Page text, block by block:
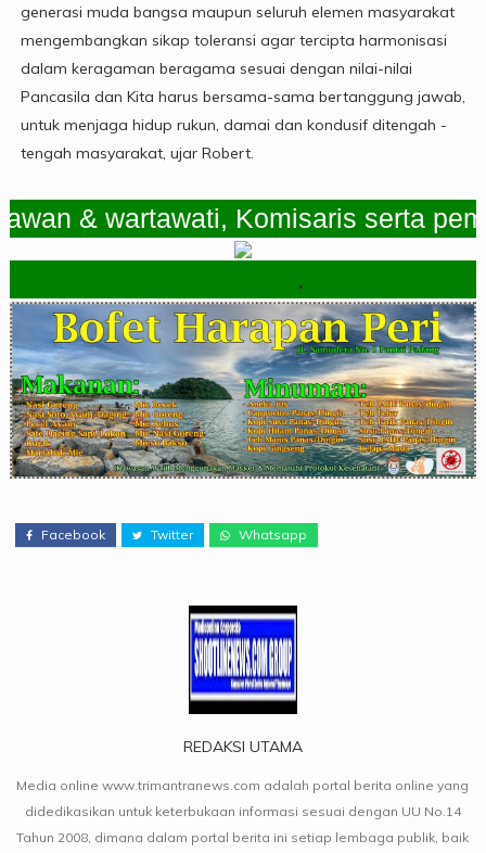
generasi muda bangsa maupun seluruh elemen masyarakat
mengembangkan sikap toleransi agar tercipta harmonisasi
dalam keragaman beragama sesuai dengan nilai-nilai
Pancasila dan Kita harus bersama-sama bertanggung jawab,
untuk menjaga hidup rukun, damai dan kondusif ditengah -
tengah masyarakat, ujar Robert.
& wartawati, Komisaris serta
Facebook Twitter Whatsapp
REDAKSI UTAMA
Media online www.trimantranews.com adalah portal berita online yang
didedikasikan untuk keterbukaan informasi sesuai dengan UU No.14
Tahun 2008, dimana dalam portal berita ini setiap lembaga publik, baik